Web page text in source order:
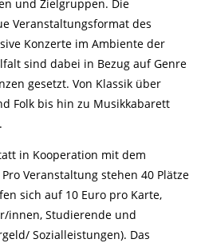
und Zielgruppen. Die
Veranstaltungsformat des
Konzerte im Ambiente der
sind dabei in Bezug auf Genre
gesetzt. Von Klassik über
Folk bis hin zu Musikkabarett
in Kooperation mit dem
Veranstaltung stehen 40 Plätze
sich auf 10 Euro pro Karte,
innen, Studierende und
Sozialleistungen). Das